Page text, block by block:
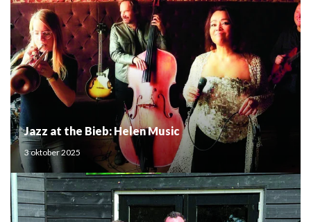
Jazz at the Bieb: Helen Music
3 oktober 2025